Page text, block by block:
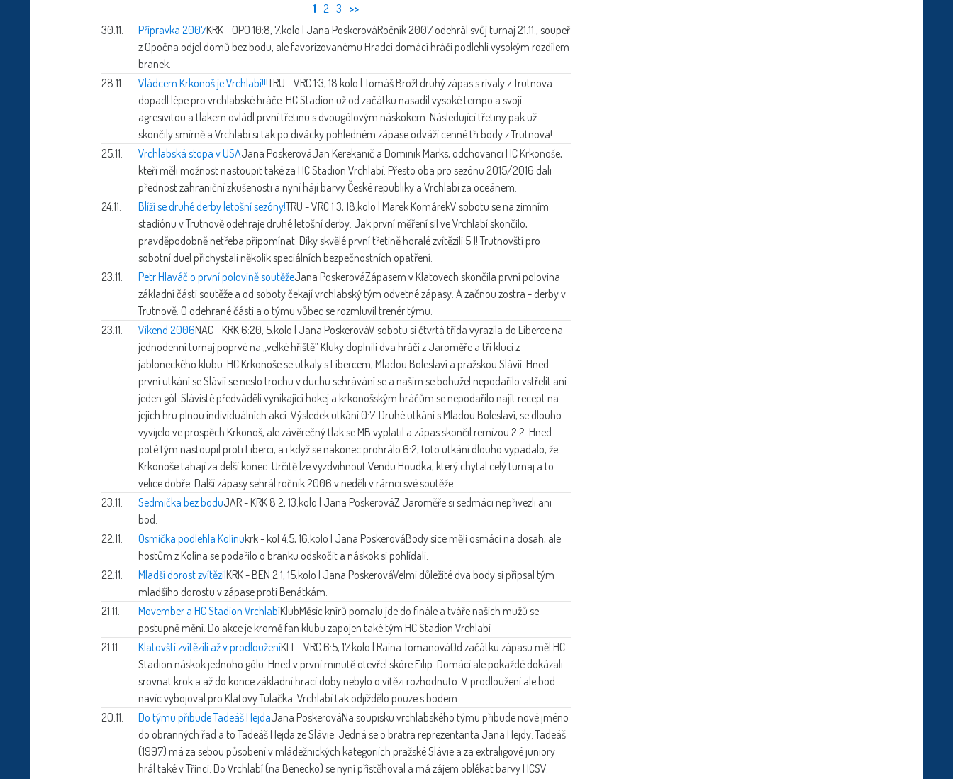
1 2 3 >>
30.11.
Přípravka 2007KRK - OPO 10:8, 7.kolo | Jana PoskerováRočník 2007 odehrál svůj turnaj 21.11., soupeř
z Opočna odjel domů bez bodu, ale favorizovanému Hradci domácí hráči podlehli vysokým rozdílem
branek.
28.11.
Vládcem Krkonoš je Vrchlabí!!!TRU - VRC 1:3, 18.kolo | Tomáš BrožI druhý zápas s rivaly z Trutnova
dopadl lépe pro vrchlabské hráče. HC Stadion už od začátku nasadil vysoké tempo a svojí
agresivitou a tlakem ovládl první třetinu s dvougólovým náskokem. Následující třetiny pak už
skončily smírně a Vrchlabí si tak po divácky pohledném zápase odváží cenné tři body z Trutnova!
25.11.
Vrchlabská stopa v USAJana PoskerováJan Kerekanič a Dominik Marks, odchovanci HC Krkonoše,
kteří měli možnost nastoupit také za HC Stadion Vrchlabí. Přesto oba pro sezónu 2015/2016 dali
přednost zahraniční zkušenosti a nyní hájí barvy České republiky a Vrchlabí za oceánem.
24.11.
Blíží se druhé derby letošní sezóny!TRU - VRC 1:3, 18.kolo | Marek KomárekV sobotu se na zimním
stadiónu v Trutnově odehraje druhé letošní derby. Jak první měření sil ve Vrchlabí skončilo,
pravděpodobně netřeba připomínat. Díky skvělé první třetině horalé zvítězili 5:1! Trutnovští pro
sobotní duel přichystali několik speciálních bezpečnostních opatření.
23.11.
Petr Hlaváč o první polovině soutěžeJana PoskerováZápasem v Klatovech skončila první polovina
základní části soutěže a od soboty čekají vrchlabský tým odvetné zápasy. A začnou zostra - derby v
Trutnově. O odehrané části a o týmu vůbec se rozmluvil trenér týmu.
23.11.
Víkend 2006NAC - KRK 6:20, 5.kolo | Jana PoskerováV sobotu si čtvrtá třída vyrazila do Liberce na
jednodenní turnaj poprvé na „velké hřiště“ Kluky doplnili dva hráči z Jaroměře a tři kluci z
jabloneckého klubu. HC Krkonoše se utkaly s Libercem, Mladou Boleslaví a pražskou Slávií. Hned
první utkání se Slávií se neslo trochu v duchu sehrávání se a našim se bohužel nepodařilo vstřelit ani
jeden gól. Slávisté předváděli vynikající hokej a krkonošským hráčům se nepodařilo najít recept na
jejich hru plnou individuálních akcí. Výsledek utkání 0:7. Druhé utkání s Mladou Boleslaví, se dlouho
vyvíjelo ve prospěch Krkonoš, ale závěrečný tlak se MB vyplatil a zápas skončil remízou 2:2. Hned
poté tým nastoupil proti Liberci, a i když se nakonec prohrálo 6:2, toto utkání dlouho vypadalo, že
Krkonoše tahají za delší konec. Určitě lze vyzdvihnout Vendu Houdka, který chytal celý turnaj a to
velice dobře. Další zápasy sehrál ročník 2006 v neděli v rámci své soutěže.
23.11.
Sedmička bez boduJAR - KRK 8:2, 13.kolo | Jana PoskerováZ Jaroměře si sedmáci nepřivezli ani
bod.
22.11.
Osmička podlehla Kolínukrk - kol 4:5, 16.kolo | Jana PoskerováBody sice měli osmáci na dosah, ale
hostům z Kolína se podařilo o branku odskočit a náskok si pohlídali.
22.11.
Mladší dorost zvítězilKRK - BEN 2:1, 15.kolo | Jana PoskerováVelmi důležité dva body si připsal tým
mladšího dorostu v zápase proti Benátkám.
21.11.
Movember a HC Stadion VrchlabíKlubMěsíc knírů pomalu jde do finále a tváře našich mužů se
postupně mění. Do akce je kromě fan klubu zapojen také tým HC Stadion Vrchlabí
21.11.
Klatovští zvítězili až v prodlouženíKLT - VRC 6:5, 17.kolo | Raina TomanováOd začátku zápasu měl HC
Stadion náskok jednoho gólu. Hned v první minutě otevřel skóre Filip. Domácí ale pokaždé dokázali
srovnat krok a až do konce základní hrací doby nebylo o vítězi rozhodnuto. V prodloužení ale bod
navíc vybojoval pro Klatovy Tulačka. Vrchlabí tak odjíždělo pouze s bodem.
20.11.
Do týmu přibude Tadeáš HejdaJana PoskerováNa soupisku vrchlabského týmu přibude nové jméno
do obranných řad a to Tadeáš Hejda ze Slávie. Jedná se o bratra reprezentanta Jana Hejdy. Tadeáš
(1997) má za sebou působení v mládežnických kategoriích pražské Slávie a za extraligové juniory
hrál také v Třinci. Do Vrchlabí (na Benecko) se nyní přistěhoval a má zájem oblékat barvy HCSV.